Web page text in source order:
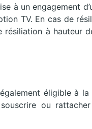
à un engagement
TV. En cas de
résiliation à hauteur
éligible à
ou